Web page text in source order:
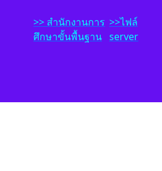
>> สำนักงานการ
ศึกษาขั้นพื้นฐาน
>>ไฟล์
server